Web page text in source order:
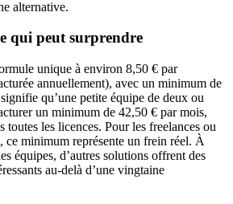
alternative.
qui peut surprendre
unique à environ 8,50 € par
annuellement), avec un minimum de
qu’une petite équipe de deux ou
un minimum de 42,50 € par mois,
toutes les licences. Pour les freelances ou
ce minimum représente un frein réel. À
équipes, d’autres solutions offrent des
au-delà d’une vingtaine